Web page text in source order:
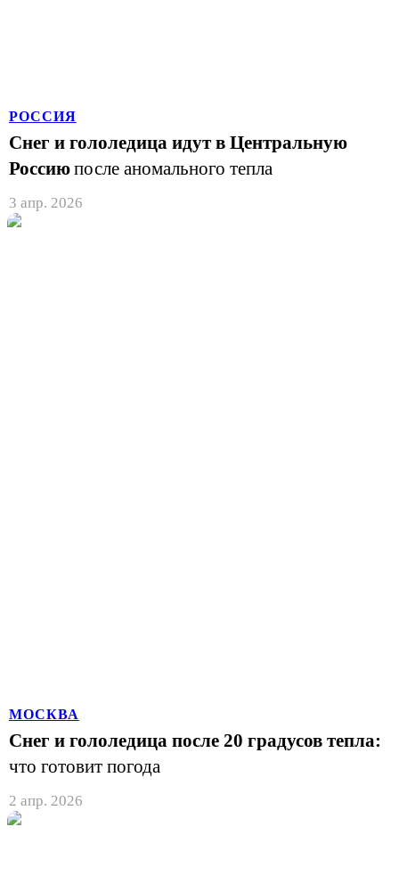
РОССИЯ
Снег и гололедица идут в Центральную
Россиюпосле аномального тепла
3 апр. 2026
МОСКВА
Снег и гололедица после 20 градусов тепла:
что готовит погода
2 апр. 2026